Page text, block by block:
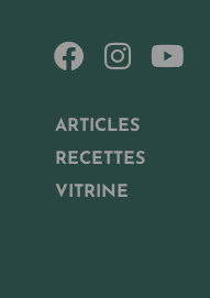
ARTICLES
RECETTES
VITRINE